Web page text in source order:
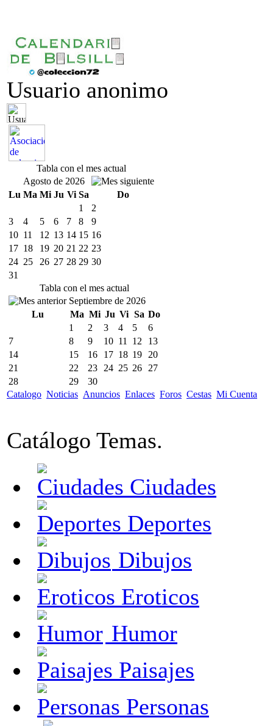
Usuario anonimo
Tabla con el mes actual
Agosto de 2026
Lu Ma Mi Ju Vi Sa
Do
1
2
3
4 5 6 7 8
9
10 11 12 13 14 15 16
17 18 19 20 21 22 23
24 25 26 27 28 29 30
31
Tabla con el mes actual
Septiembre de 2026
Lu
Ma Mi Ju Vi Sa Do
1
2 3 4 5
6
7
8 9 10 11 12
13
14
15 16 17 18 19
20
21
22 23 24 25 26
27
28
29
30
Catalogo Noticias Anuncios Enlaces Foros Cestas Mi Cuenta
Catálogo Temas.
Ciudades
Deportes
Dibujos
Eroticos
Humor
Paisajes
Personas